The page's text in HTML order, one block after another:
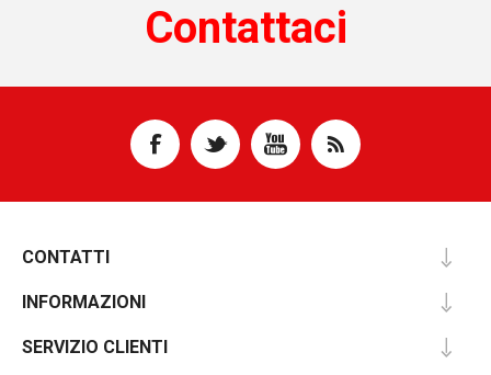
Contattaci
CONTATTI
INFORMAZIONI
SERVIZIO CLIENTI